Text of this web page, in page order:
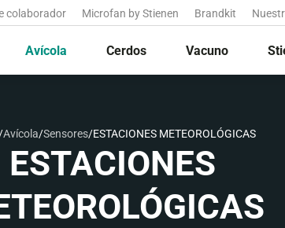
colaborador Microfan by Stienen Brandkit
Avícola Cerdos Vacuno
/Avícola/Sensores/ESTACIONES METEOROLÓGICAS
ESTACIONES